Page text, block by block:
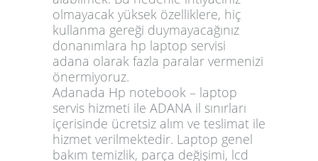
olmayacak yüksek özelliklere, hiç
kullanma gereği duymayacağınız
donanımlara hp laptop servisi
adana olarak fazla paralar vermenizi
önermiyoruz.
Adanada Hp notebook – laptop
servis hizmeti ile ADANA il sınırları
içerisinde ücretsiz alım ve teslimat ile
hizmet verilmektedir. Laptop genel
bakım temizlik, parça değişimi, lcd